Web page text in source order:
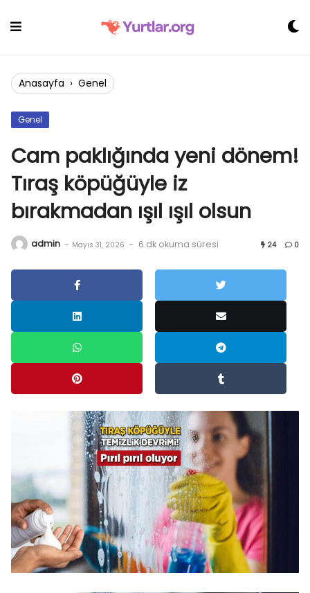
Anasayfa › Genel
Genel
Cam paklığında yeni dönem!
Tıraş köpüğüyle iz
bırakmadan ışıl ışıl olsun
admin - Mayıs 31, 2026 - 6 dk okuma süresi 24 0